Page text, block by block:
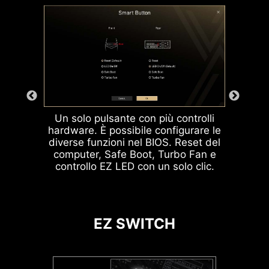
Un solo pulsante con più controlli
hardware. È possibile configurare le
diverse funzioni nel BIOS. Reset del
computer, Safe Boot, Turbo Fan e
controllo EZ LED con un solo clic.
EZ SWITCH
stampata attorno a ogni foro per vite
graffiate o danneggiate sulla scheda
madre.
ARGB + SYS FAN +
USB
difettosa negli slot,
eliminando le congetture
durante la risoluzione dei
problemi.
garantendo prestazioni senza
interruzioni.